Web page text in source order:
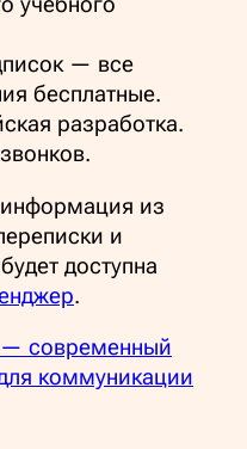
— все
бесплатные.
разработка.
из
и
доступна
.
современный
коммуникации